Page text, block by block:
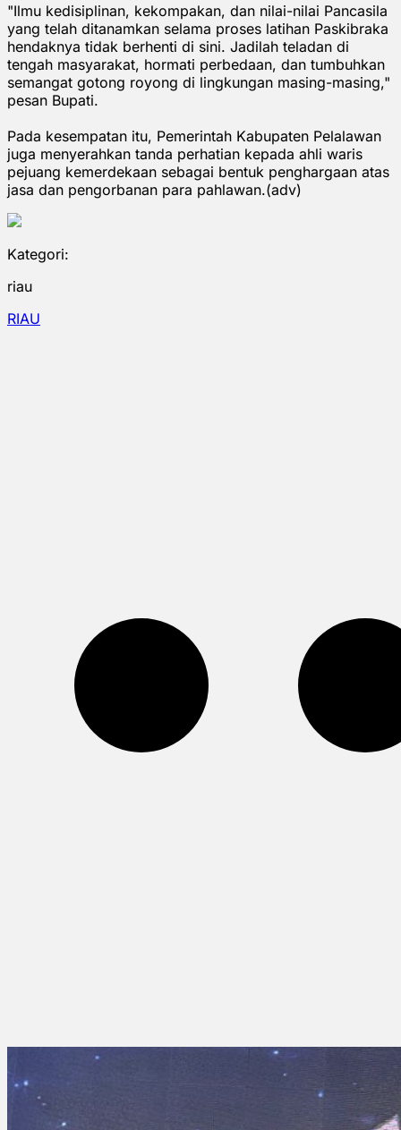
"Ilmu kedisiplinan, kekompakan, dan nilai-nilai Pancasila
yang telah ditanamkan selama proses latihan Paskibraka
hendaknya tidak berhenti di sini. Jadilah teladan di
tengah masyarakat, hormati perbedaan, dan tumbuhkan
semangat gotong royong di lingkungan masing-masing,"
pesan Bupati.
Pada kesempatan itu, Pemerintah Kabupaten Pelalawan
juga menyerahkan tanda perhatian kepada ahli waris
pejuang kemerdekaan sebagai bentuk penghargaan atas
jasa dan pengorbanan para pahlawan.(adv)
Kategori:
riau
RIAU